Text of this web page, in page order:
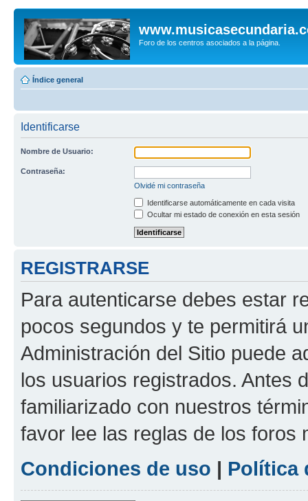
Foro de los centros asociados a la página.
Índice general
Identificarse
Nombre de Usuario:
Contraseña:
Olvidé mi contraseña
Identificarse automáticamente en cada visita
Ocultar mi estado de conexión en esta sesión
REGISTRARSE
Para autenticarse debes estar
pocos segundos y te permitirá
Administración del Sitio puede
los usuarios registrados. Antes
familiarizado con nuestros
favor lee las reglas de los foros
Condiciones de uso | Política